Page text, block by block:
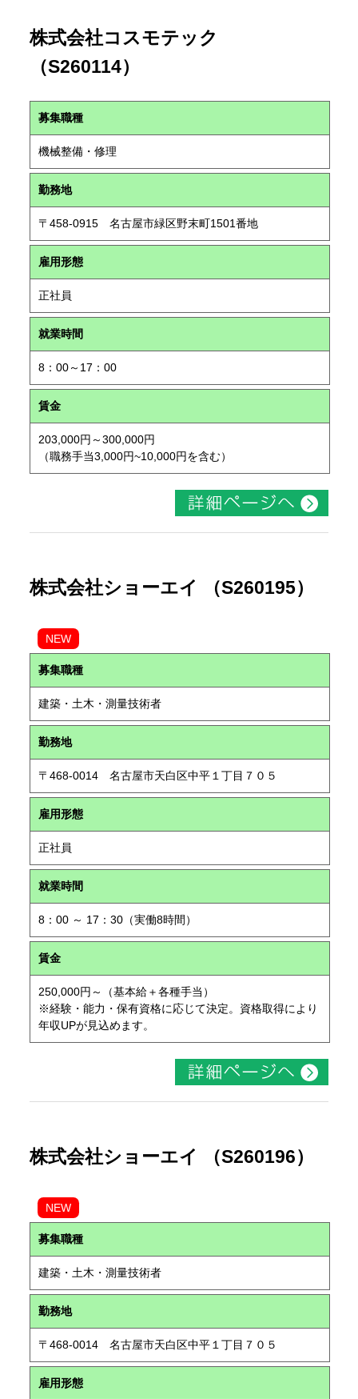
株式会社コスモテック
（S260114）
募集職種
機械整備・修理
勤務地
〒458-0915 名古屋市緑区野末町1501番地
雇用形態
正社員
就業時間
8：00～17：00
賃金
203,000円～300,000円
（職務手当3,000円~10,000円を含む）
株式会社ショーエイ （S260195）
NEW
募集職種
建築・土木・測量技術者
勤務地
〒468-0014 名古屋市天白区中平１丁目７０５
雇用形態
正社員
就業時間
8：00 ～ 17：30（実働8時間）
賃金
250,000円～（基本給＋各種手当）
※経験・能力・保有資格に応じて決定。資格取得により
年収UPが見込めます。
株式会社ショーエイ （S260196）
NEW
募集職種
建築・土木・測量技術者
勤務地
〒468-0014 名古屋市天白区中平１丁目７０５
雇用形態